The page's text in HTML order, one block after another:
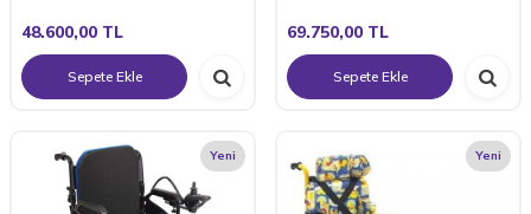
48.600,00 TL
Sepete Ekle
69.750,00 TL
Sepete Ekle
Yeni Yeni